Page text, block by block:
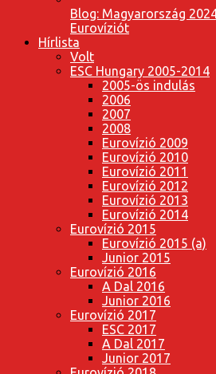
Blog: Magyarország
Eurovíziót
Hírlista
Volt
ESC Hungary 2005-2014
2005-ös indulás
2006
2007
2008
Eurovízió 2009
Eurovízió 2010
Eurovízió 2011
Eurovízió 2012
Eurovízió 2013
Eurovízió 2014
Eurovízió 2015
Eurovízió 2015 (a)
Junior 2015
Eurovízió 2016
A Dal 2016
Junior 2016
Eurovízió 2017
ESC 2017
A Dal 2017
Junior 2017